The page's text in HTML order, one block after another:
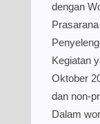
dengan
Kegiatan
Oktober
dan non-
Dalam